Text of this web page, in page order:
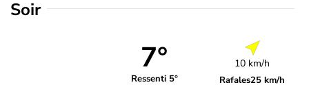
Soir
7°
Ressenti 5°
10 km/h
Rafales25 km/h